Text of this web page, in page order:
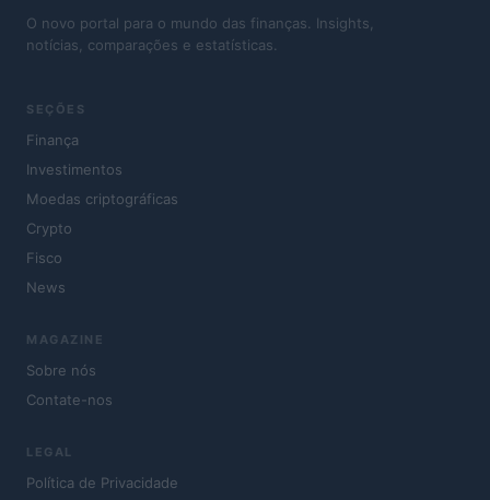
O novo portal para o mundo das finanças. Insights,
notícias, comparações e estatísticas.
SEÇÕES
Finança
Investimentos
Moedas criptográficas
Crypto
Fisco
News
MAGAZINE
Sobre nós
Contate-nos
LEGAL
Política de Privacidade